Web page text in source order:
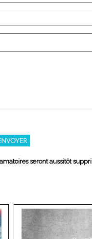
seront aussitôt